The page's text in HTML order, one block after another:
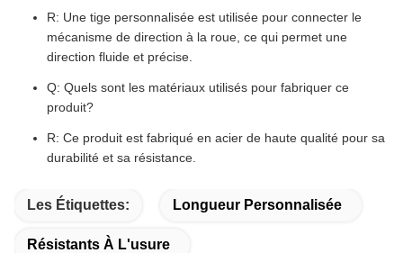
R: Une tige personnalisée est utilisée pour connecter le
mécanisme de direction à la roue, ce qui permet une
direction fluide et précise.
Q: Quels sont les matériaux utilisés pour fabriquer ce
produit?
R: Ce produit est fabriqué en acier de haute qualité pour sa
durabilité et sa résistance.
Les Étiquettes: Longueur Personnalisée
Résistants À L'usure